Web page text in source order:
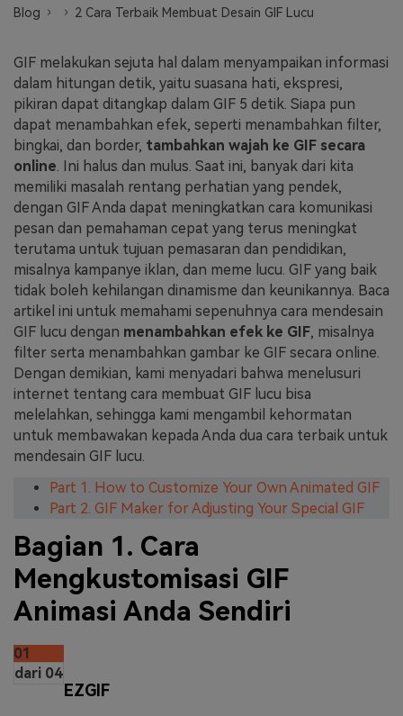
Tips & Tutorial AI
Postingan Terbaru
Jelajahi Lebih Banyak >>
Berkreasi dengan AI
Blog 2 Cara Terbaik Membuat Desain GIF Lucu
GIF melakukan sejuta hal dalam menyampaikan informasi
dalam hitungan detik, yaitu suasana hati, ekspresi,
pikiran dapat ditangkap dalam GIF 5 detik. Siapa pun
dapat menambahkan efek, seperti menambahkan filter,
bingkai, dan border, tambahkan wajah ke GIF secara
online . Ini halus dan mulus. Saat ini, banyak dari kita
memiliki masalah rentang perhatian yang pendek,
dengan GIF Anda dapat meningkatkan cara komunikasi
pesan dan pemahaman cepat yang terus meningkat
terutama untuk tujuan pemasaran dan pendidikan,
misalnya kampanye iklan, dan meme lucu. GIF yang baik
tidak boleh kehilangan dinamisme dan keunikannya. Baca
artikel ini untuk memahami sepenuhnya cara mendesain
GIF lucu dengan menambahkan efek ke GIF, misalnya
filter serta menambahkan gambar ke GIF secara online.
Dengan demikian, kami menyadari bahwa menelusuri
internet tentang cara membuat GIF lucu bisa
melelahkan, sehingga kami mengambil kehormatan
untuk membawakan kepada Anda dua cara terbaik untuk
mendesain GIF lucu.
Part 1. How to Customize Your Own Animated GIF
Part 2. GIF Maker for Adjusting Your Special GIF
Bagian 1. Cara
Mengkustomisasi GIF
Animasi Anda Sendiri
01
dari 04
EZGIF